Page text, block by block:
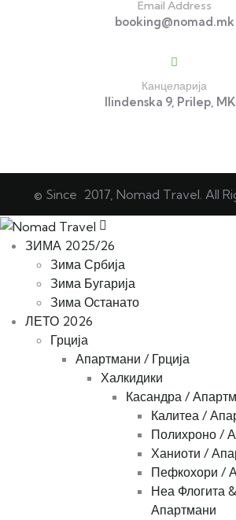
Email Address
booking@nomad.mk
Канцеларија
Ilindenska 9, Prilep,
© Since 2017, Nomad Travel. All
ЗИМА 2025/26
Зима Србија
Зима Бугарија
Зима Останато
ЛЕТО 2026
Грција
Апартмани / Грција
Халкидики
Касандра /
Калитеа /
Полихроно /
Ханиоти /
Пефкохори /
Неа Флогита
Апартмани